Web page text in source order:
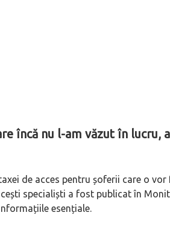
încă nu l-am văzut în lucru,
de acces pentru șoferii care o vor
specialiști a fost publicat în
esențiale.